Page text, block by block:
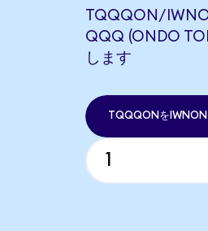
TQQQON/
QQQ (ONDO
します
TQQQONを